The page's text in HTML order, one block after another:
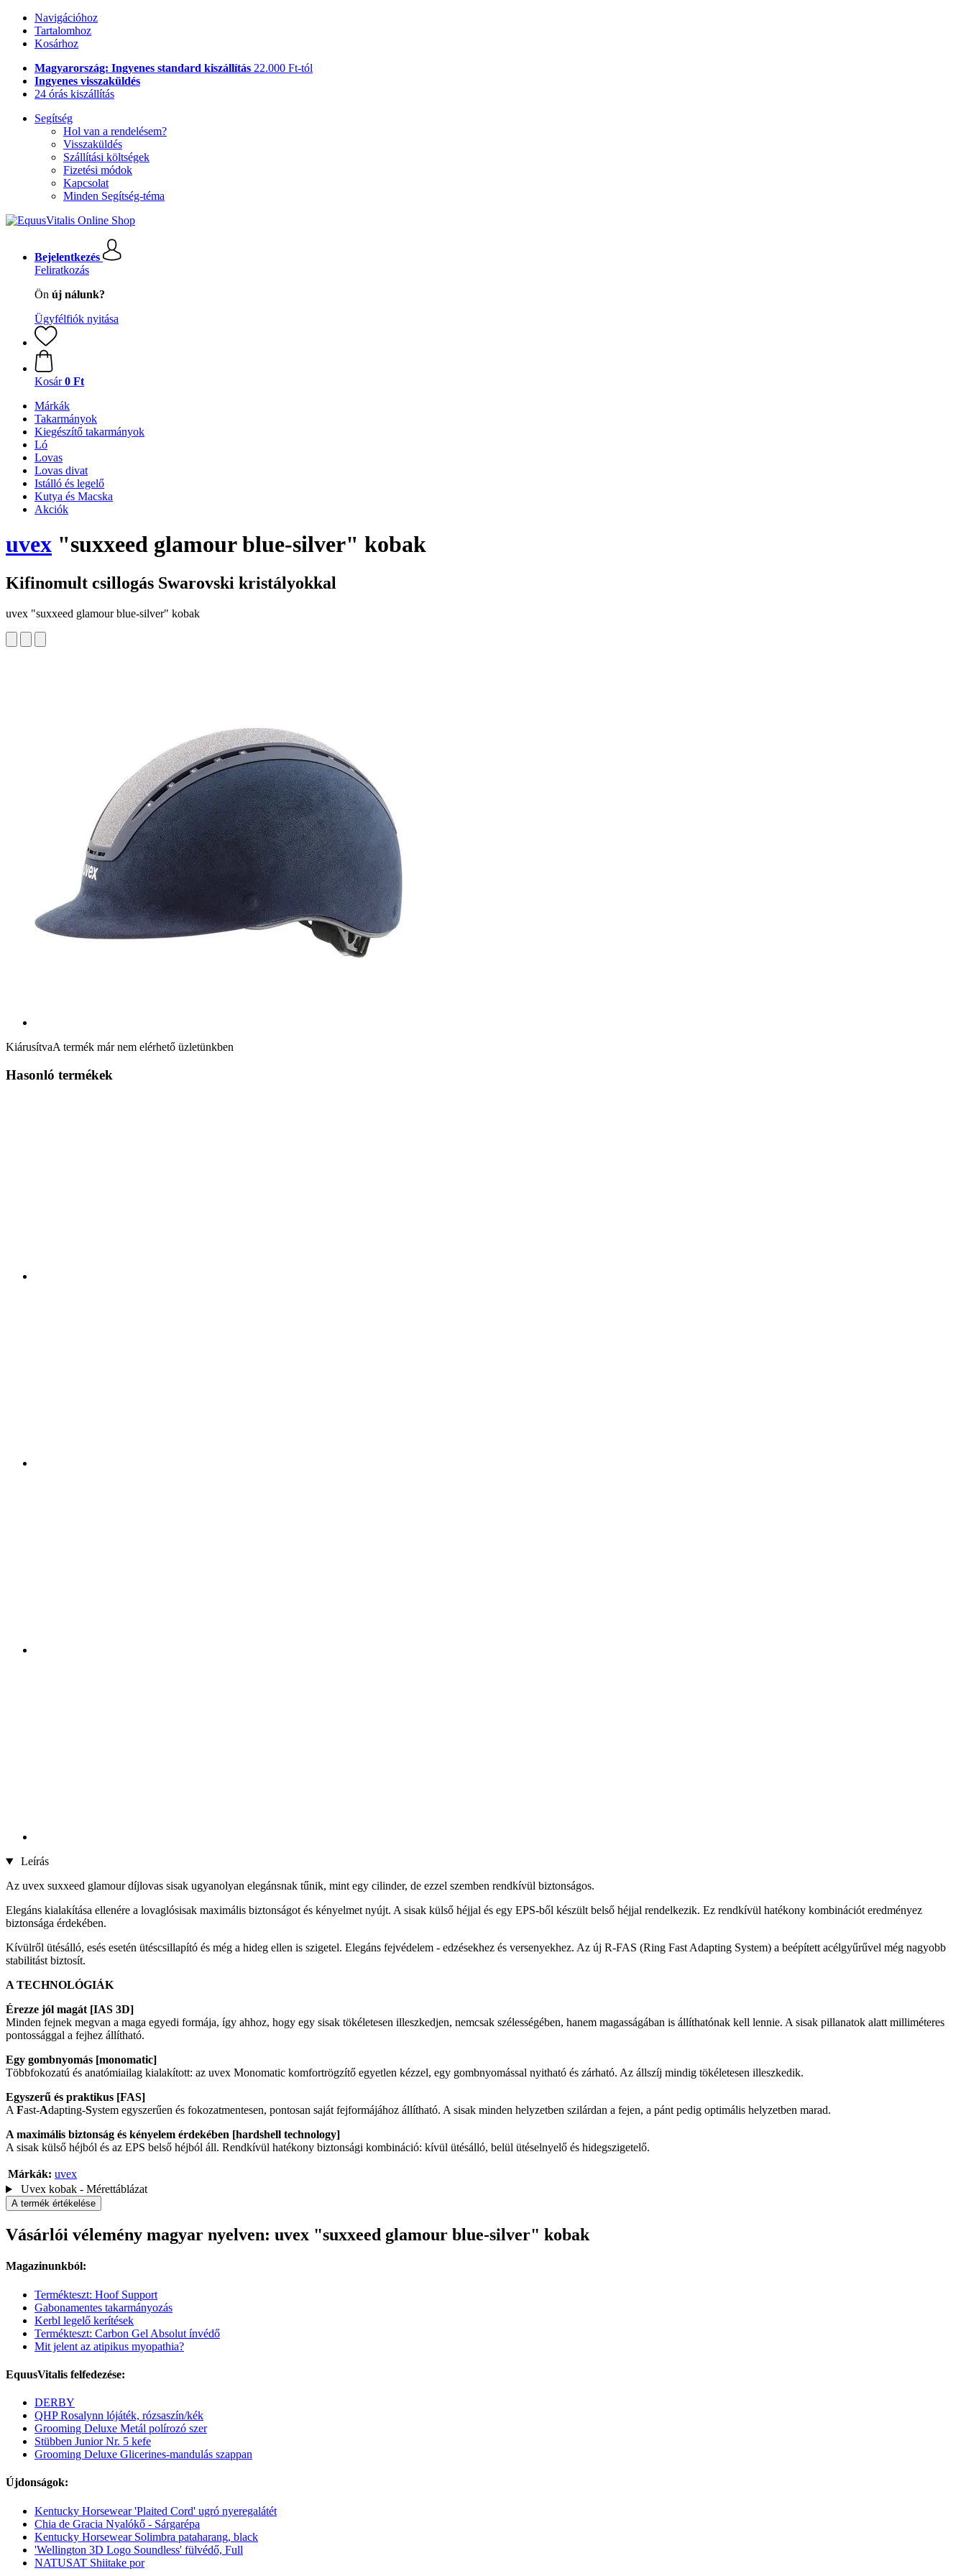
Navigációhoz
Tartalomhoz
Kosárhoz
Magyarország: Ingyenes standard kiszállítás 22.000 Ft-tól
Ingyenes visszaküldés
24 órás kiszállítás
Segítség
Hol van a rendelésem?
Visszaküldés
Szállítási költségek
Fizetési módok
Kapcsolat
Minden Segítség-téma
Bejelentkezés
Feliratkozás
Ön új nálunk?
Ügyfélfiók nyitása
Kosár 0 Ft
Márkák
Takarmányok
Kiegészítő takarmányok
Ló
Lovas
Lovas divat
Istálló és legelő
Kutya és Macska
Akciók
uvex "suxxeed glamour blue-silver" kobak
Kifinomult csillogás Swarovski kristályokkal
uvex "suxxeed glamour blue-silver" kobak
KiárusítvaA termék már nem elérhető üzletünkben
Hasonló termékek
Leírás
Az uvex suxxeed glamour díjlovas sisak ugyanolyan elegánsnak tűnik, mint egy cilinder, de ezzel szemben rendkívül biztonságos.
Elegáns kialakítása ellenére a lovaglósisak maximális biztonságot és kényelmet nyújt. A sisak külső héjjal és egy EPS-ből készült belső héjjal rendelkezik. Ez rendkívül hatékony kombinációt eredményez
biztonsága érdekében.
Kívülről ütésálló, esés esetén ütéscsillapító és még a hideg ellen is szigetel. Elegáns fejvédelem - edzésekhez és versenyekhez. Az új R-FAS (Ring Fast Adapting System) a beépített acélgyűrűvel még nagyobb
stabilitást biztosít.
A TECHNOLÓGIÁK
Érezze jól magát [IAS 3D]
Minden fejnek megvan a maga egyedi formája, így ahhoz, hogy egy sisak tökéletesen illeszkedjen, nemcsak szélességében, hanem magasságában is állíthatónak kell lennie. A sisak pillanatok alatt milliméteres
pontossággal a fejhez állítható.
Egy gombnyomás [monomatic]
Többfokozatú és anatómiailag kialakított: az uvex Monomatic komfortrögzítő egyetlen kézzel, egy gombnyomással nyitható és zárható. Az állszíj mindig tökéletesen illeszkedik.
Egyszerű és praktikus [FAS]
A Fast-Adapting-System egyszerűen és fokozatmentesen, pontosan saját fejformájához állítható. A sisak minden helyzetben szilárdan a fejen, a pánt pedig optimális helyzetben marad.
A maximális biztonság és kényelem érdekében [hardshell technology]
A sisak külső héjból és az EPS belső héjból áll. Rendkívül hatékony biztonsági kombináció: kívül ütésálló, belül ütéselnyelő és hidegszigetelő.
Márkák: uvex
Uvex kobak - Mérettáblázat
A termék értékelése
Vásárlói vélemény magyar nyelven: uvex "suxxeed glamour blue-silver" kobak
Magazinunkból:
Termékteszt: Hoof Support
Gabonamentes takarmányozás
Kerbl legelő kerítések
Termékteszt: Carbon Gel Absolut ínvédő
Mit jelent az atipikus myopathia?
EquusVitalis felfedezése:
DERBY
QHP Rosalynn lójáték, rózsaszín/kék
Grooming Deluxe Metál polírozó szer
Stübben Junior Nr. 5 kefe
Grooming Deluxe Glicerines-mandulás szappan
Újdonságok:
Kentucky Horsewear 'Plaited Cord' ugró nyeregalátét
Chia de Gracia Nyalókő - Sárgarépa
Kentucky Horsewear Solimbra pataharang, black
'Wellington 3D Logo Soundless' fülvédő, Full
NATUSAT Shiitake por